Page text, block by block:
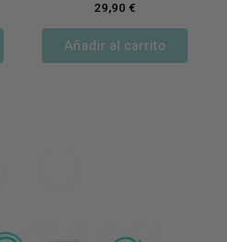
29,90 €
Añadir al carrito